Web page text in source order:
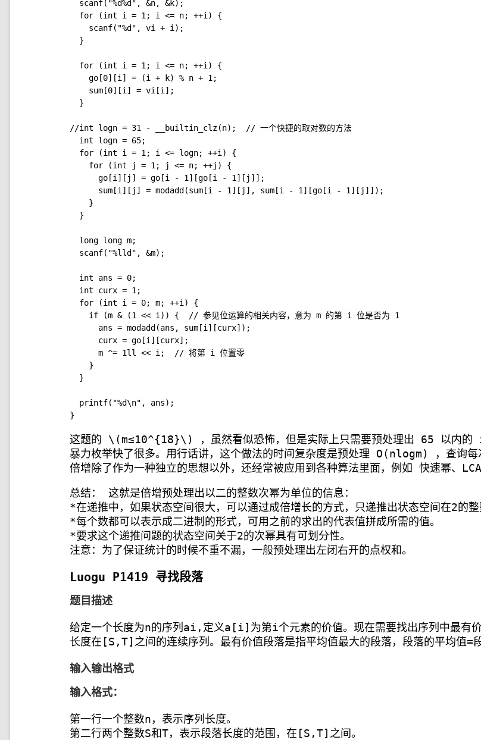
  scanf("%d%d", &n, &k);
  for (int i = 1; i <= n; ++i) {
    scanf("%d", vi + i);
  }
  for (int i = 1; i <= n; ++i) {
    go[0][i] = (i + k) % n + 1;
    sum[0][i] = vi[i];
  }
//int logn = 31 - __builtin_clz(n);  // 一个快捷的取对数的方法
  int logn = 65;
  for (int i = 1; i <= logn; ++i) {
    for (int j = 1; j <= n; ++j) {
      go[i][j] = go[i - 1][go[i - 1][j]];
      sum[i][j] = modadd(sum[i - 1][j], sum[i - 1][go[i - 1][j]]);
    }
  }
  long long m;
  scanf("%lld", &m);
  int ans = 0;
  int curx = 1;
  for (int i = 0; m; ++i) {
    if (m & (1 << i)) {  // 参见位运算的相关内容，意为 m 的第 i 位是否为 1
      ans = modadd(ans, sum[i][curx]);
      curx = go[i][curx];
      m ^= 1ll << i;  // 将第 i 位置零
    }
  }
  printf("%d\n", ans);
这题的 \(m≤10^{18}\)
，虽然看似恐怖，但是实际上只需要预处理出 65 以内
暴力枚举快了很多。用行话讲，这个做法的时间复杂度是预处理 O(nlogm) ，查询
倍增除了作为一种独立的思想以外，还经常被应用到各种算法里面，例如 快速幂、
总结： 这就是倍增预处理出以二的整数次幂为单位的信息：
*在递推中，如果状态空间很大，可以通过成倍增长的方式，只递推出状态空间在2的整
*每个数都可以表示成二进制的形式，可用之前的求出的代表值拼成所需的值。
*要求这个递推问题的状态空间关于2的次幂具有可划分性。
注意：为了保证统计的时候不重不漏，一般预处理出左闭右开的点权和。
Luogu P1419 寻找段落
题目描述
给定一个长度为n的序列ai,定义a[i]为第i个元素的价值。现在需要找出序列中最有
长度在[S,T]之间的连续序列。最有价值段落是指平均值最大的段落，段落的平均值=
输入输出格式
输入格式：
第一行一个整数n，表示序列长度。
第二行两个整数S和T，表示段落长度的范围，在[S,T]之间。